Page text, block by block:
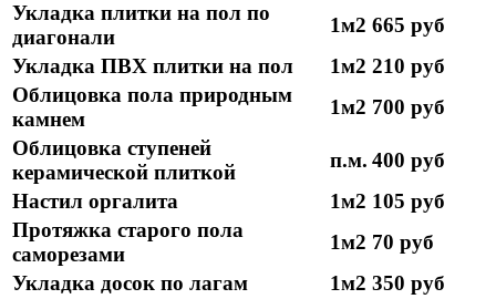
Укладка плитки на пол по
диагонали
1м2 665 руб
Укладка ПВХ плитки на пол
1м2 210 руб
Облицовка пола природным
камнем
1м2 700 руб
Облицовка ступеней
керамической плиткой
п.м. 400 руб
Настил оргалита
1м2 105 руб
Протяжка старого пола
саморезами
1м2 70 руб
Укладка досок по лагам
1м2 350 руб